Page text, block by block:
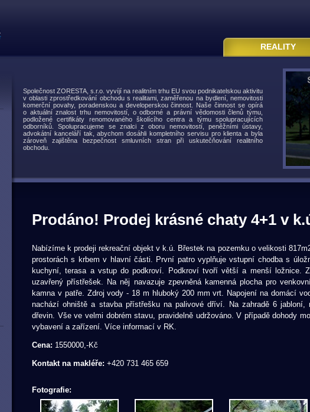
REALITY
Společnost ZORESTA, s.r.o. vyvíjí na realitním trhu EU svou podnikatelskou aktivitu
v oblasti zprostředkování obchodu s realitami, zaměřenou na bydlení, nemovitosti
komerční povahy, poradenskou a developerskou činnost. Naše činnost se opírá
o aktuální znalost trhu nemovitostí, o odborné a právní vědomosti členů týmu,
podložené certifikáty renomovaného školícího centra a týmu spolupracujících
odborníků. Spolupracujeme se znalci z oboru nemovitostí, peněžními ústavy,
advokátní kanceláří tak, abychom dosáhli kompletního servisu pro klienta a byla
zároveň zajištěna bezpečnost smluvních stran při uskutečňování realitního
obchodu.
Prodáno! Prodej krásné chaty 4+1 v
Nabízíme k prodeji rekreační objekt v k.ú. Břestek na pozemku o velikosti
prostorách s krbem v hlavní části. První patro vyplňuje vstupní chodba s
kuchyní, terasa a vstup do podkroví. Podkroví tvoří větší a menší ložnice.
uzavřený přístřešek. Na něj navazuje zpevněná kamenná plocha pro
kamna v patře. Zdroj vody - 18 m hluboký 200 mm vrt. Napojení na domácí
nachází ohniště a stavba přístřešku na palivové dříví. Na zahradě 6 jabloní,
dřevin. Vše ve velmi dobrém stavu, pravidelně udržováno. V případě dohody
vybavení a zařízení. Více informací v RK.
Cena: 1550000,-Kč
Kontakt na makléře: +420 731 465 659
Fotografie: